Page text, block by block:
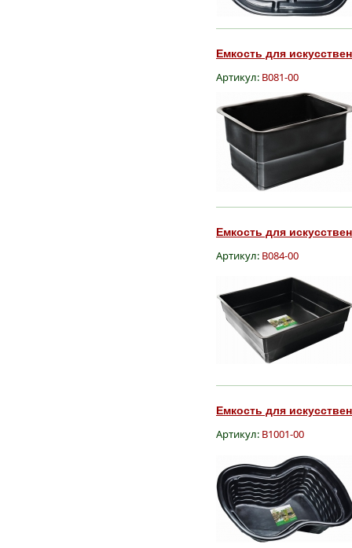
Емкость для
Артикул: B081-00
Емкость для
Артикул: B084-00
Емкость для
Артикул: B1001-00